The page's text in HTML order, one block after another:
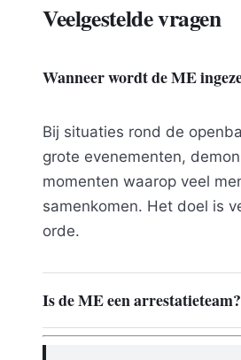
Veelgestelde vragen
Wanneer wordt de ME
Bij situaties rond de
grote evenementen,
momenten waarop veel
samenkomen. Het doel is
orde.
Is de ME een arrestatieteam?